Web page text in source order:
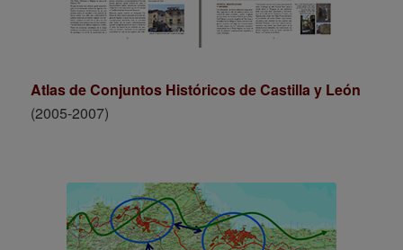
Atlas de Conjuntos Históricos de Castilla y León
(2005-2007)